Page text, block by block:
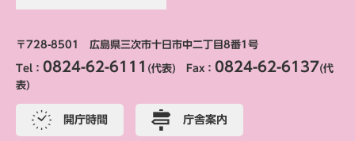
〒728-8501 広島県三次市十日市中二丁目8番1号
Tel： 0824-62-6111 (代表) Fax： 0824-62-6137(代
表)
開庁時間 庁舎案内